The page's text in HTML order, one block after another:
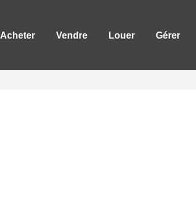
Acheter Vendre Louer Gérer